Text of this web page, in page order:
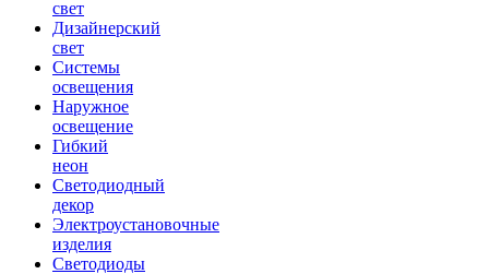
свет
Дизайнерский
свет
Системы
освещения
Наружное
освещение
Гибкий
неон
Светодиодный
декор
Электроустановочные
изделия
Светодиоды